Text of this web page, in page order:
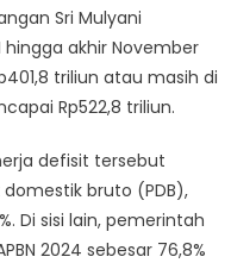
Sri Mulyani
hingga akhir November
triliun atau masih di
Rp522,8 triliun.
defisit tersebut
domestik bruto (PDB),
Di sisi lain, pemerintah
2024 sebesar 76,8%